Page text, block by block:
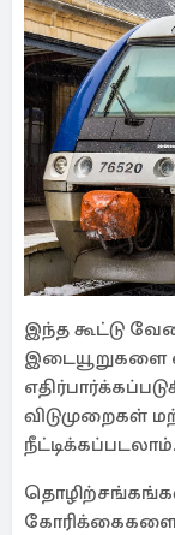
இந்த கூட்டு
இடையூறுகளை
விடுமுறைகள்
நீட்டிக்கப்படலாம்.